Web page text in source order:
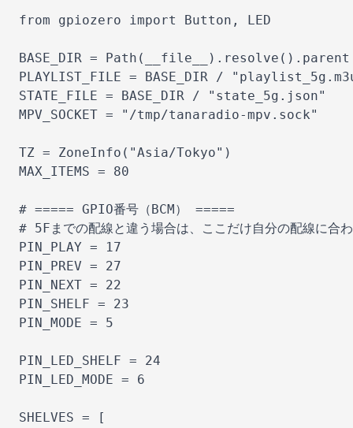
from gpiozero import Button, LED
BASE_DIR = Path(__file__).resolve().parent
PLAYLIST_FILE = BASE_DIR /
STATE_FILE = BASE_DIR / "state_5g.json"
MPV_SOCKET = "/tmp/tanaradio-mpv.sock"
TZ = ZoneInfo("Asia/Tokyo")
MAX_ITEMS = 80
# ===== GPIO番号（BCM） =====
# 5Fまでの配線と違う場合は、ここだけ自分の配線に合
PIN_PLAY = 17
PIN_PREV = 27
PIN_NEXT = 22
PIN_SHELF = 23
PIN_MODE = 5
PIN_LED_SHELF = 24
PIN_LED_MODE = 6
SHELVES = [